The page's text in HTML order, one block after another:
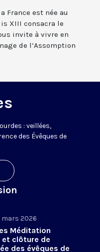
France est née au
XIII consacra le
invite à vivre en
de l’Assomption
: veillées,
des Évêques de
mars 2026
Méditation
clôture de
des évêques de